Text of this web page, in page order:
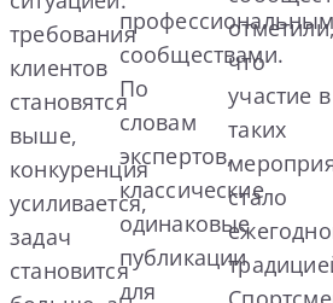
требования
клиентов
становятся
выше,
конкуренция
усиливается,
задач
становится
сообществами.
По
словам
экспертов,
классические
одинаковые
публикации
для
отметили,
что
участие в
таких
стало